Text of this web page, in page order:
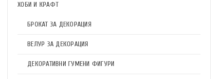
ХОБИ И КРАФТ
БРОКАТ ЗА ДЕКОРАЦИЯ
ВЕЛУР ЗА ДЕКОРАЦИЯ
ДЕКОРАТИВНИ ГУМЕНИ ФИГУРИ